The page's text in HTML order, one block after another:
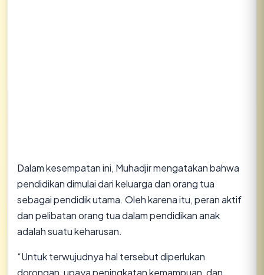
Dalam kesempatan ini, Muhadjir mengatakan bahwa
pendidikan dimulai dari keluarga dan orang tua
sebagai pendidik utama. Oleh karena itu, peran aktif
dan pelibatan orang tua dalam pendidikan anak
adalah suatu keharusan.
“Untuk terwujudnya hal tersebut diperlukan
dorongan, upaya peningkatan kemampuan, dan